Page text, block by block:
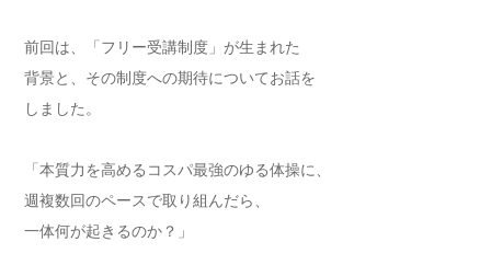
前回は、「フリー受講制度」が生まれた
背景と、その制度への期待についてお話を
しました。
「本質力を高めるコスパ最強のゆる体操に、
週複数回のペースで取り組んだら、
一体何が起きるのか？」